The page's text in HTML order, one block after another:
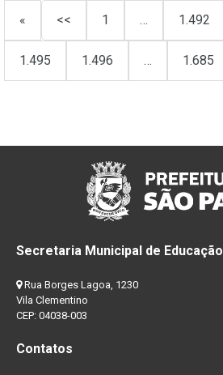
« << 1 … 1.492
1.495 1.496 … 1.685
Secretaria Municipal de Educação
Rua Borges Lagoa, 1230
Vila Clementino
CEP: 04038-003
Contatos